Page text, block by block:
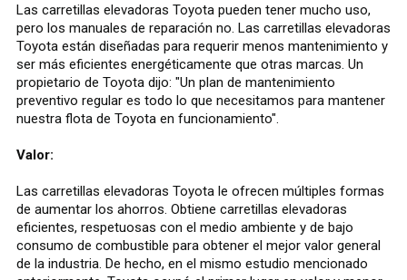
Las carretillas elevadoras Toyota pueden tener mucho uso,
pero los manuales de reparación no. Las carretillas elevadoras
Toyota están diseñadas para requerir menos mantenimiento y
ser más eficientes energéticamente que otras marcas. Un
propietario de Toyota dijo: "Un plan de mantenimiento
preventivo regular es todo lo que necesitamos para mantener
nuestra flota de Toyota en funcionamiento".
Valor:
Las carretillas elevadoras Toyota le ofrecen múltiples formas
de aumentar los ahorros. Obtiene carretillas elevadoras
eficientes, respetuosas con el medio ambiente y de bajo
consumo de combustible para obtener el mejor valor general
de la industria. De hecho, en el mismo estudio mencionado